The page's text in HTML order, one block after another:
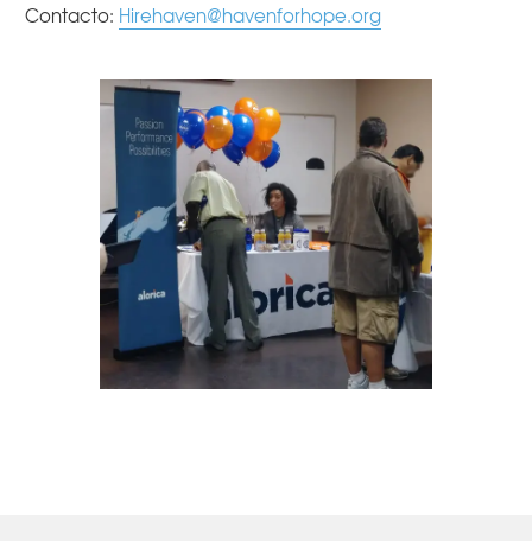
Contacto: Hirehaven@havenforhope.org